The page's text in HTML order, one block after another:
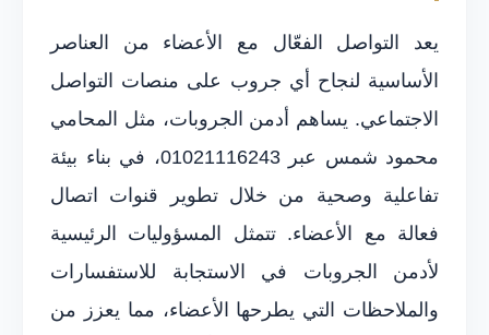
يعد التواصل الفعّال مع الأعضاء من العناصر
الأساسية لنجاح أي جروب على منصات التواصل
الاجتماعي. يساهم أدمن الجروبات، مثل المحامي
محمود شمس عبر 01021116243، في بناء بيئة
تفاعلية وصحية من خلال تطوير قنوات اتصال
فعالة مع الأعضاء. تتمثل المسؤوليات الرئيسية
لأدمن الجروبات في الاستجابة للاستفسارات
والملاحظات التي يطرحها الأعضاء، مما يعزز من